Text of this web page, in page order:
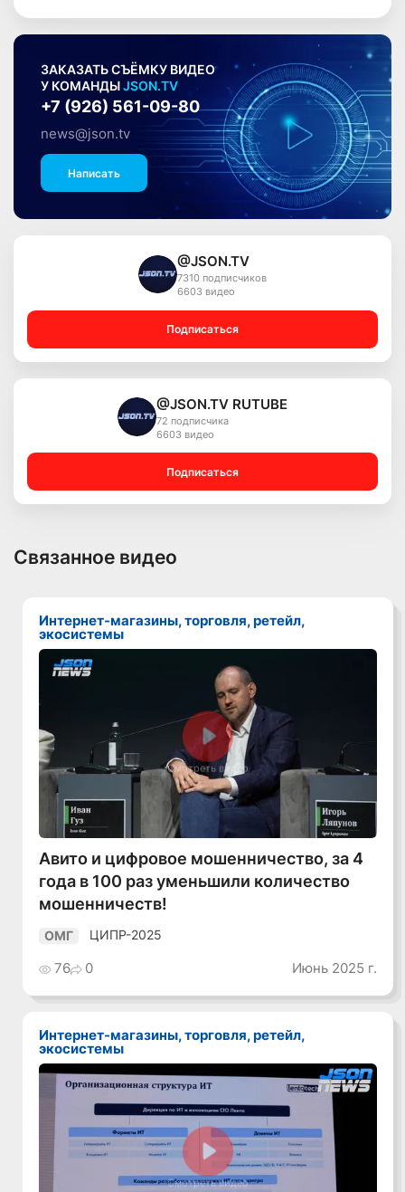
ЗАКАЗАТЬ СЪЁМКУ ВИДЕО
У КОМАНДЫJSON.TV
+7 (926) 561-09-80
news@json.tv
Написать
@JSON.TV
7310 подписчиков
6603 видео
Подписаться
@JSON.TV RUTUBE
72 подписчика
6603 видео
Подписаться
Связанное видео
Интернет-магазины, торговля, ретейл,
экосистемы
Смотреть видео
Авито и цифровое мошенничество, за 4
года в 100 раз уменьшили количество
мошенничеств!
ОМГ ЦИПР-2025
76 0 Июнь 2025 г.
Интернет-магазины, торговля, ретейл,
экосистемы
Смотреть видео